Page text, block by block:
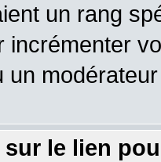
un rang
incrémenter
un
le lien